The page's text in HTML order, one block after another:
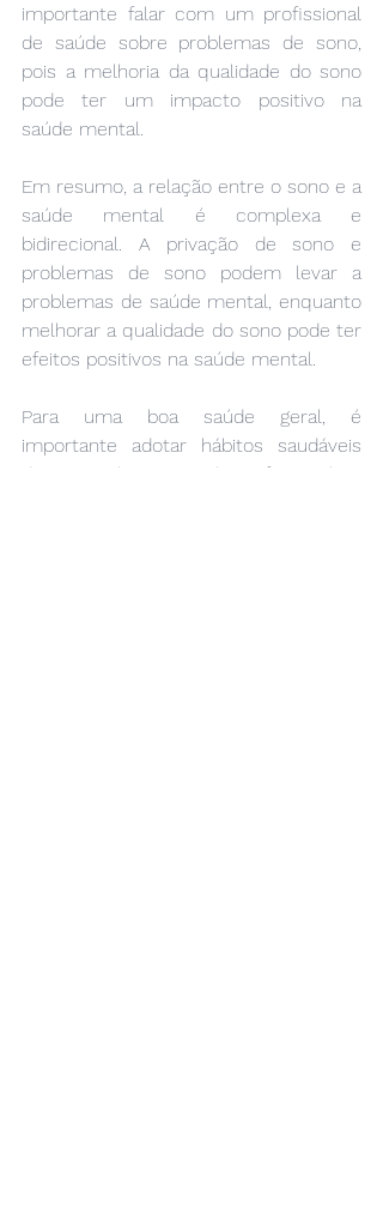
importante falar com um profissional
de saúde sobre problemas de sono,
pois a melhoria da qualidade do sono
pode ter um impacto positivo na
saúde mental.
Em resumo, a relação entre o sono e a
saúde mental é complexa e
bidirecional. A privação de sono e
problemas de sono podem levar a
problemas de saúde mental, enquanto
melhorar a qualidade do sono pode ter
efeitos positivos na saúde mental.
Para uma boa saúde geral, é
importante adotar hábitos saudáveis
de sono e buscar ajuda profissional se